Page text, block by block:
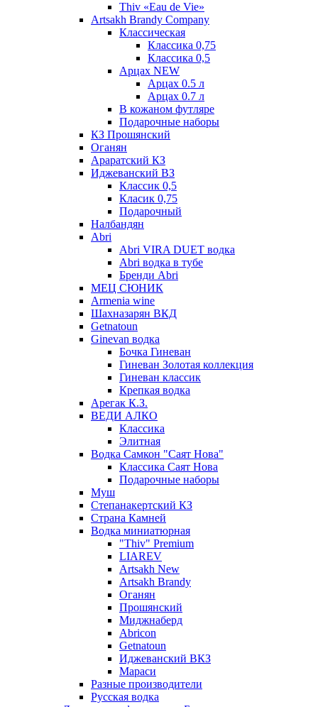
Thiv «Eau de Vie»
Artsakh Brandy Company
Классическая
Классика 0,75
Классика 0,5
Арцах NEW
Арцах 0.5 л
Арцах 0.7 л
В кожаном футляре
Подарочные наборы
КЗ Прошянский
Оганян
Араратский КЗ
Иджеванский ВЗ
Классик 0,5
Класик 0,75
Подарочный
Налбандян
Abri
Abri VIRA DUET водка
Abri водка в тубе
Бренди Abri
МЕЦ СЮНИК
Armenia wine
Шахназарян ВКД
Getnatoun
Ginevan водка
Бочка Гиневан
Гиневан Золотая коллекция
Гиневан классик
Крепкая водка
Арегак К.З.
ВЕДИ АЛКО
Классика
Элитная
Водка Самкон "Саят Нова"
Классика Саят Нова
Подарочные наборы
Муш
Степанакертский КЗ
Страна Камней
Водка миниатюрная
"Thiv" Premium
LIAREV
Artsakh New
Artsakh Brandy
Оганян
Прошянский
Миджнаберд
Abricon
Getnatoun
Иджеванский ВКЗ
Мараси
Разные производители
Русская водка